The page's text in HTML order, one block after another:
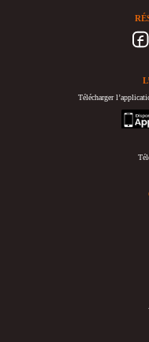
Télécharger
appstore